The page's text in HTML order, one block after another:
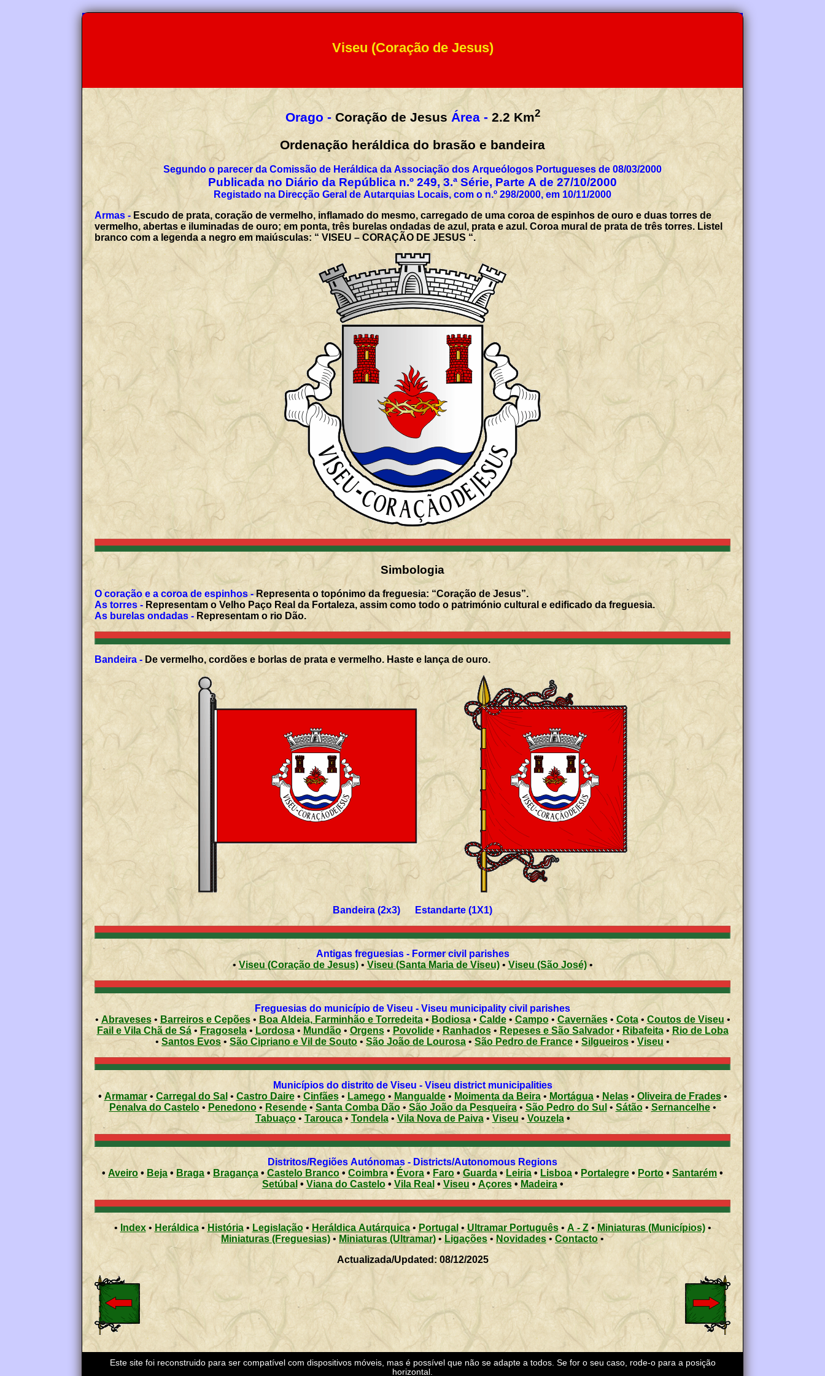
Viseu (Coração de Jesus)
Orago - Coração de Jesus Área - 2.2 Km2
Ordenação heráldica do brasão e bandeira
Segundo o parecer da Comissão de Heráldica da Associação dos Arqueólogos Portugueses de 08/03/2000
Publicada no Diário da República n.º 249, 3.ª Série, Parte A de 27/10/2000
Registado na Direcção Geral de Autarquias Locais, com o n.º 298/2000, em 10/11/2000
Armas - Escudo de prata, coração de vermelho, inflamado do mesmo, carregado de uma coroa de espinhos de ouro e duas torres de
vermelho, abertas e iluminadas de ouro; em ponta, três burelas ondadas de azul, prata e azul. Coroa mural de prata de três torres. Listel
branco com a legenda a negro em maiúsculas: “ VISEU – CORAÇÃO DE JESUS “.
Simbologia
O coração e a coroa de espinhos -Representa o topónimo da freguesia: “Coração de Jesus”.
As torres - Representam o Velho Paço Real da Fortaleza, assim como todo o património cultural e edificado da freguesia.
As burelas ondadas - Representam o rio Dão.
Bandeira - De vermelho, cordões e borlas de prata e vermelho. Haste e lança de ouro.
Bandeira (2x3) Estandarte (1X1)
Antigas freguesias - Former civil parishes
•
Viseu (Coração de Jesus)• Viseu (Santa Maria de Viseu)• Viseu (São José)•
Freguesias do município de Viseu - Viseu municipality civil parishes
• Abraveses• Barreiros e Cepões• Boa Aldeia, Farminhão e Torredeita• Bodiosa• Calde• Campo• Cavernães•Cota• Coutos de Viseu •
Fail e Vila Chã de Sá•Fragosela• Lordosa• Mundão• Orgens•Povolide• Ranhados• Repeses e São Salvador • Ribafeita• Rio de Loba
• Santos Evos • São Cipriano e Vil de Souto • São João de Lourosa• São Pedro de France • Silgueiros• Viseu •
Municípios do distrito de Viseu - Viseu district municipalities
• Armamar• Carregal do Sal • Castro Daire• Cinfães• Lamego• Mangualde• Moimenta da Beira• Mortágua• Nelas• Oliveira de Frades•
Penalva do Castelo• Penedono• Resende• Santa Comba Dão• São João da Pesqueira• São Pedro do Sul • Sátão• Sernancelhe•
Tabuaço• Tarouca• Tondela• Vila Nova de Paiva• Viseu • Vouzela •
Distritos/Regiões Autónomas - Districts/Autonomous Regions
• Aveiro • Beja • Braga • Bragança •Castelo Branco • Coimbra• Évora• Faro •Guarda•Leiria • Lisboa • Portalegre • Porto • Santarém •
Setúbal • Viana do Castelo• Vila Real • Viseu • Açores • Madeira •
• Index• Heráldica• História • Legislação • Heráldica Autárquica• Portugal •Ultramar Português• A - Z• Miniaturas (Municípios)•
Miniaturas (Freguesias) • Miniaturas (Ultramar) • Ligações • Novidades • Contacto •
Actualizada/Updated: 08/12/2025
Este site foi reconstruido para ser compatível com dispositivos móveis, mas é possível que não se adapte a todos. Se for o seu caso, rode-o para a posição
horizontal.